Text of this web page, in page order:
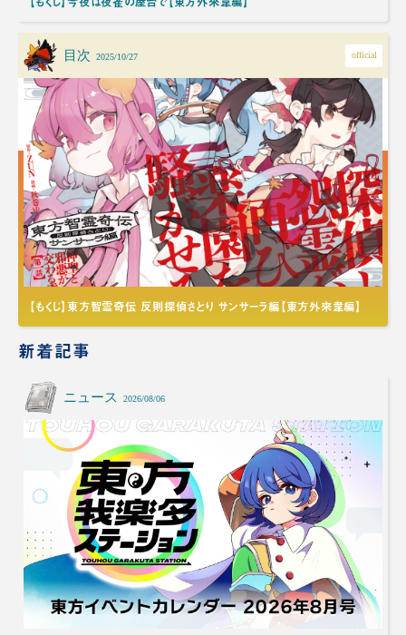
目次 2025/10/27 official
【もくじ】東方智霊奇伝 反則探偵さとり サンサーラ編【東方外來韋編】
新着記事
ニュース 2026/08/06